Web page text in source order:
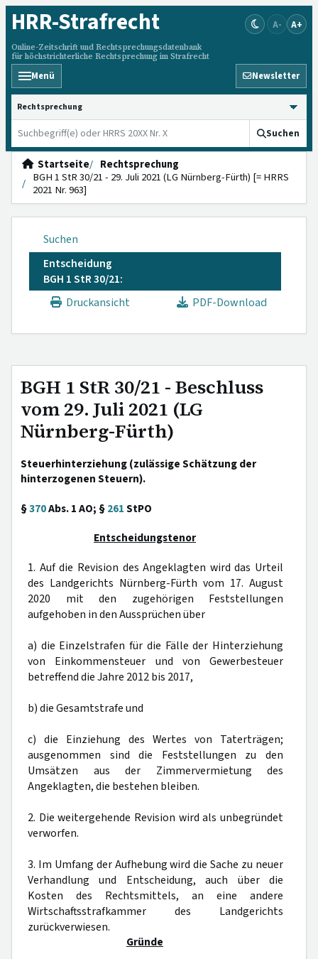
HRR-Strafrecht
Online-Zeitschrift und Rechtsprechungsdatenbank
für höchstrichterliche Rechtsprechung im Strafrecht
A- A+
Menü Newsletter
HRRS durchsuchen
Suchen
Startseite
Rechtsprechung
BGH 1 StR 30/21 - 29. Juli 2021 (LG Nürnberg-Fürth) [= HRRS
2021 Nr. 963]
Suchen
Entscheidung
BGH 1 StR 30/21:
Druckansicht
PDF-Download
BGH 1 StR 30/21 - Beschluss
vom 29. Juli 2021 (LG
Nürnberg-Fürth)
Steuerhinterziehung (zulässige Schätzung der
hinterzogenen Steuern).
§370Abs. 1 AO; §261StPO
Entscheidungstenor
1. Auf die Revision des Angeklagten wird das Urteil
des Landgerichts Nürnberg-Fürth vom 17. August
2020 mit den zugehörigen Feststellungen
aufgehoben in den Aussprüchen über
a) die Einzelstrafen für die Fälle der Hinterziehung
von Einkommensteuer und von Gewerbesteuer
betreffend die Jahre 2012 bis 2017,
b) die Gesamtstrafe und
c) die Einziehung des Wertes von Taterträgen;
ausgenommen sind die Feststellungen zu den
Umsätzen aus der Zimmervermietung des
Angeklagten, die bestehen bleiben.
2. Die weitergehende Revision wird als unbegründet
verworfen.
3. Im Umfang der Aufhebung wird die Sache zu neuer
Verhandlung und Entscheidung, auch über die
Kosten des Rechtsmittels, an eine andere
Wirtschaftsstrafkammer des Landgerichts
zurückverwiesen.
Gründe